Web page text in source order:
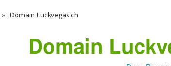
» Domain Luckvegas.ch
Domain